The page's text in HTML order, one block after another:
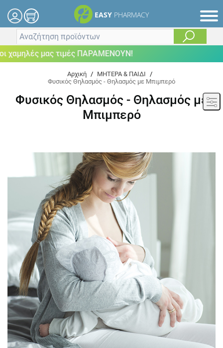
EASY PHARMACY
μας τιμές ΠΑΡΑΜΕΝΟΥΝ!
Αρχική / ΜΗΤΕΡΑ & ΠΑΙΔΙ /
Φυσικός Θηλασμός - Θηλασμός με Μπιμπερό
Φυσικός Θηλασμός - Θηλασμός με
Μπιμπερό